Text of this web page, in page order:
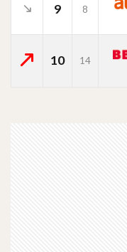
9
8
10
14